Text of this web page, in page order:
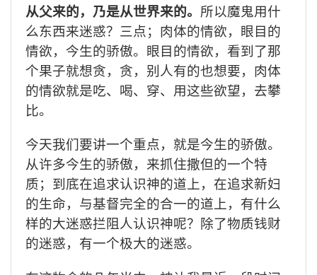
从父来的，乃是从世界来的。 所以魔鬼用什
么东西来迷惑？三点；肉体的情欲，眼目的
情欲，今生的骄傲。眼目的情欲，看到了那
个果子就想贪，贪，别人有的也想要，肉体
的情欲就是吃、喝、穿、用这些欲望，去攀
比。
今天我们要讲一个重点，就是今生的骄傲。
从许多今生的骄傲，来抓住撒但的一个特
质；到底在追求认识神的道上，在追求新妇
的生命，与基督完全的合一的道上，有什么
样的大迷惑拦阻人认识神呢？除了物质钱财
的迷惑，有一个极大的迷惑。